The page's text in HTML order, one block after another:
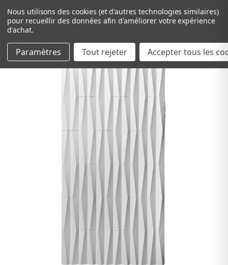
Passer au contenu principal
Nous utilisons des cookies (et d'autres technologies similaires)
pour recueillir des données afin d'améliorer votre expérience
d'achat.
Paramètres Tout rejeter Accepter tous les